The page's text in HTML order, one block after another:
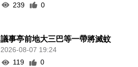
239
0
議事亭前地大三巴等一帶將滅蚊
2026-08-07 19:24
119
0